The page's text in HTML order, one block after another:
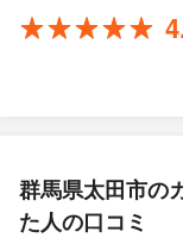
群馬県太田市の
た人の口コミ